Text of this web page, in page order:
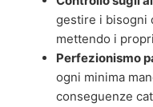
gestire i bisogni
mettendo i
Perfezionismo
ogni minima
conseguenze